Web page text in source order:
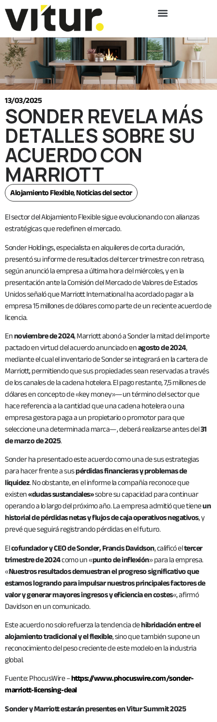
13/03/2025
SONDER REVELA MÁS
DETALLES SOBRE SU
ACUERDO CON
MARRIOTT
Alojamiento Flexible,Noticias del sector
El sector del Alojamiento Flexible sigue evolucionando con alianzas
estratégicas que redefinen el mercado.
Sonder Holdings, especialista en alquileres de corta duración,
presentó su informe de resultados del tercer trimestre con retraso,
según anunció la empresa a última hora del miércoles, y en la
presentación ante la Comisión del Mercado de Valores de Estados
Unidos señaló que Marriott International ha acordado pagar a la
empresa 15 millones de dólares como parte de un reciente acuerdo de
licencia.
Ennoviembre de 2024, Marriott abonó a Sonder la mitad del importe
pactado en virtud del acuerdo anunciado enagosto de 2024,
mediante el cual el inventario de Sonder se integrará en la cartera de
Marriott, permitiendo que sus propiedades sean reservadas a través
de los canales de la cadena hotelera. El pago restante, 7,5 millones de
dólares en concepto de «key money»—un término del sector que
hace referencia a la cantidad que una cadena hotelera o una
empresa gestora paga a un propietario o promotor para que
seleccione una determinada marca—, deberá realizarse antes del31
de marzo de 2025.
Sonder ha presentado este acuerdo como una de sus estrategias
para hacer frente a suspérdidas financieras y problemas de
liquidez. No obstante, en el informe la compañía reconoce que
existen«dudas sustanciales»sobre su capacidad para continuar
operando a lo largo del próximo año. La empresa admitió que tieneun
historial de pérdidas netas y flujos de caja operativos negativos, y
prevé que seguirá registrando pérdidas en el futuro.
Elcofundador y CEO de Sonder, Francis Davidson, calificó eltercer
trimestre de 2024como un «punto de inflexión» para la empresa.
«Nuestros resultados demuestran el progreso significativo que
estamos logrando para impulsar nuestros principales factores de
valor y generar mayores ingresos y eficiencia en costes«, afirmó
Davidson en un comunicado.
Este acuerdo no solo refuerza la tendencia dehibridación entre el
alojamiento tradicional y el flexible, sino que también supone un
reconocimiento del peso creciente de este modelo en la industria
global.
Fuente: PhocusWire –https://www.phocuswire.com/sonder-
marriott-licensing-deal
Sonder y Marriott estarán presentes en Vitur Summit 2025